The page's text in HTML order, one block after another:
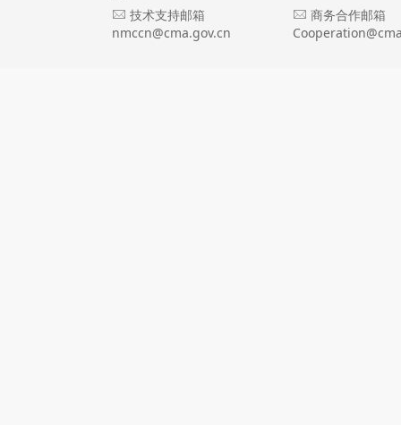
技术支持邮箱
nmccn@cma.gov.cn
商务合作邮箱